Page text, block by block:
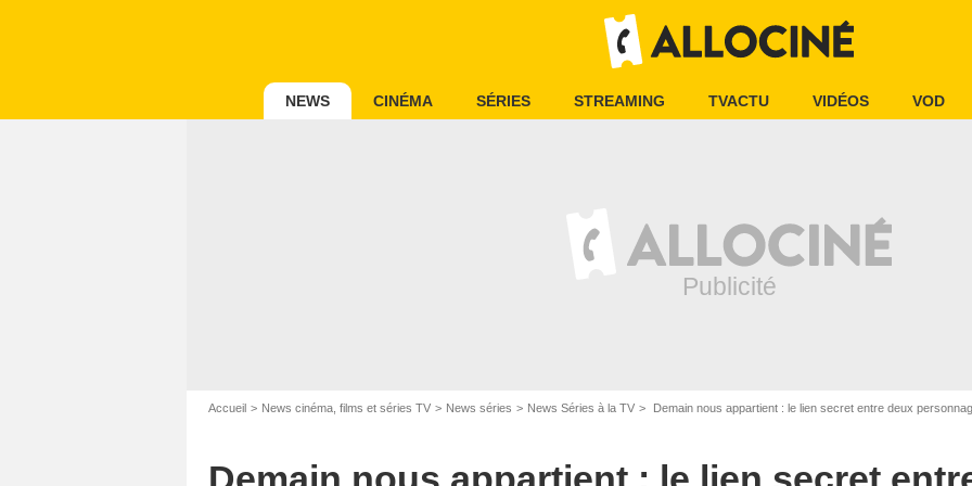
NEWS CINÉMA SÉRIES STREAMING TVACTU VIDÉOS VOD
Accueil News cinéma, films et séries TV News séries News Séries à la TV Demain nous appartient : le lien secret entre deux
Capture d'écran/TF1